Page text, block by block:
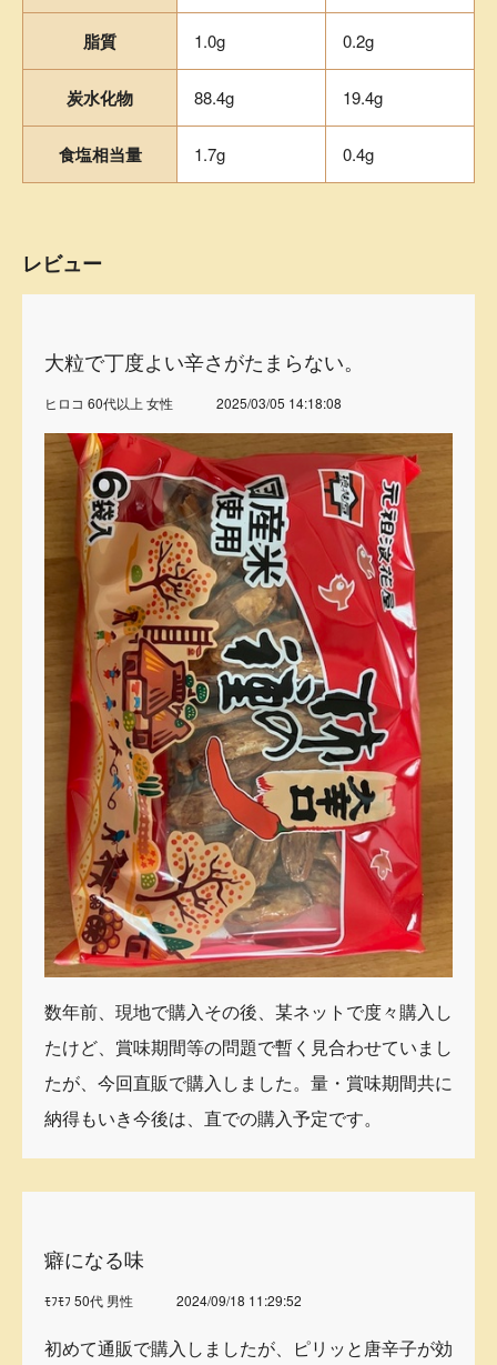
脂質 1.0g 0.2g
炭水化物 88.4g 19.4g
食塩相当量 1.7g 0.4g
レビュー
大粒で丁度よい辛さがたまらない。
ヒロコ 60代以上 女性 2025/03/05 14:18:08
数年前、現地で購入その後、某ネットで度々購入し
たけど、賞味期間等の問題で暫く見合わせていまし
たが、今回直販で購入しました。量・賞味期間共に
納得もいき今後は、直での購入予定です。
癖になる味
ﾓﾌﾓﾌ 50代 男性 2024/09/18 11:29:52
初めて通販で購入しましたが、ピリッと唐辛子が効